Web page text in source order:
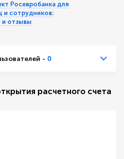
Росевробанка для
и сотрудников:
и отзывы
- 0
расчетного счета